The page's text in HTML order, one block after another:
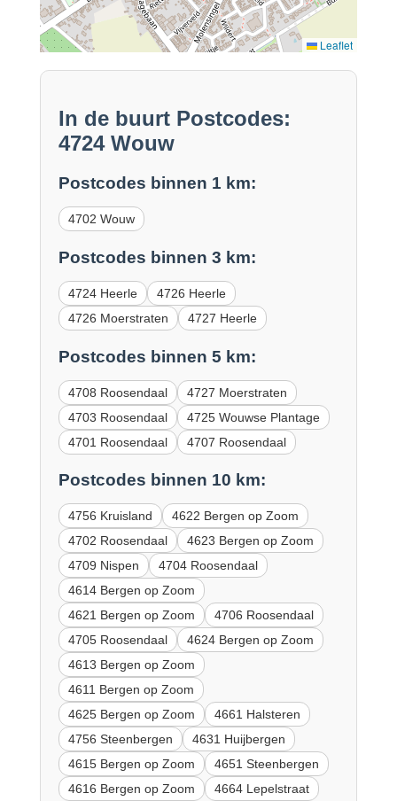
Leaflet
In de buurt Postcodes:
4724 Wouw
Postcodes binnen 1 km:
4702 Wouw
Postcodes binnen 3 km:
4724 Heerle
4726 Heerle
4726 Moerstraten
4727 Heerle
Postcodes binnen 5 km:
4708 Roosendaal
4727 Moerstraten
4703 Roosendaal
4725 Wouwse Plantage
4701 Roosendaal
4707 Roosendaal
Postcodes binnen 10 km:
4756 Kruisland
4622 Bergen op Zoom
4702 Roosendaal
4623 Bergen op Zoom
4709 Nispen
4704 Roosendaal
4614 Bergen op Zoom
4621 Bergen op Zoom
4706 Roosendaal
4705 Roosendaal
4624 Bergen op Zoom
4613 Bergen op Zoom
4611 Bergen op Zoom
4625 Bergen op Zoom
4661 Halsteren
4756 Steenbergen
4631 Huijbergen
4615 Bergen op Zoom
4651 Steenbergen
4616 Bergen op Zoom
4664 Lepelstraat